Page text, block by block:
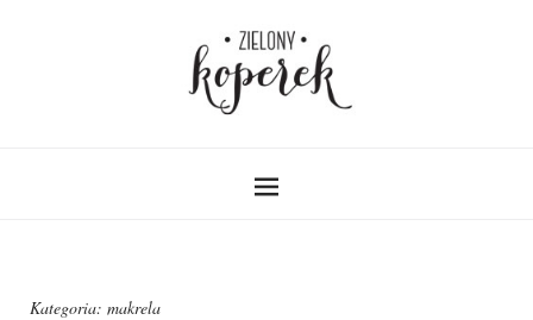
Kategoria: makrela